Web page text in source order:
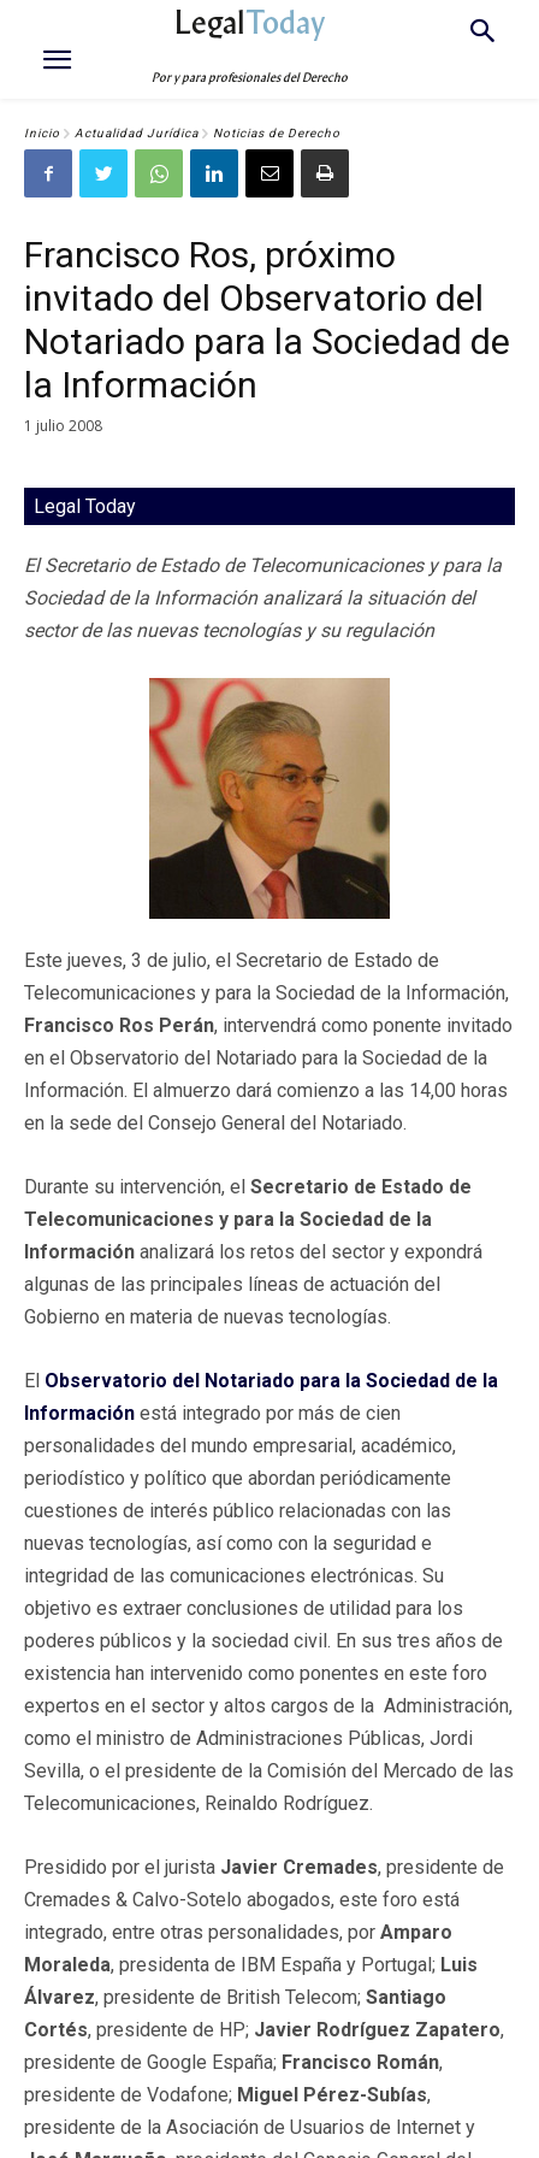
LegalToday
Por y para profesionales del Derecho
Inicio Actualidad Jurídica Noticias de Derecho
Francisco Ros, próximo
invitado del Observatorio del
Notariado para la Sociedad de
la Información
1 julio 2008
Legal Today
El Secretario de Estado de Telecomunicaciones y para la
Sociedad de la Información analizará la situación del
sector de las nuevas tecnologías y su regulación
Este jueves, 3 de julio, el Secretario de Estado de
Telecomunicaciones y para la Sociedad de la Información,
Francisco Ros Perán, intervendrá como ponente invitado
en el Observatorio del Notariado para la Sociedad de la
Información. El almuerzo dará comienzo a las 14,00 horas
en la sede del Consejo General del Notariado.
Durante su intervención, el Secretario de Estado de
Telecomunicaciones y para la Sociedad de la
Información analizará los retos del sector y expondrá
algunas de las principales líneas de actuación del
Gobierno en materia de nuevas tecnologías.
El Observatorio del Notariado para la Sociedad de la
Información está integrado por más de cien
personalidades del mundo empresarial, académico,
periodístico y político que abordan periódicamente
cuestiones de interés público relacionadas con las
nuevas tecnologías, así como con la seguridad e
integridad de las comunicaciones electrónicas. Su
objetivo es extraer conclusiones de utilidad para los
poderes públicos y la sociedad civil. En sus tres años de
existencia han intervenido como ponentes en este foro
expertos en el sector y altos cargos de la Administración,
como el ministro de Administraciones Públicas, Jordi
Sevilla, o el presidente de la Comisión del Mercado de las
Telecomunicaciones, Reinaldo Rodríguez.
Presidido por el jurista Javier Cremades, presidente de
Cremades & Calvo-Sotelo abogados, este foro está
integrado, entre otras personalidades, por Amparo
Moraleda, presidenta de IBM España y Portugal; Luis
Álvarez, presidente de British Telecom; Santiago
Cortés, presidente de HP; Javier Rodríguez Zapatero,
presidente de Google España; Francisco Román,
presidente de Vodafone; Miguel Pérez-Subías,
presidente de la Asociación de Usuarios de Internet y